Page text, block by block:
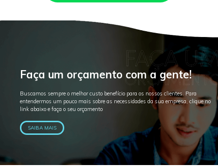
Faça um orçamento com a gente!
Buscamos sempre o melhor custo benefício para os nossos clientes. Para
entendermos um pouco mais sobre as necessidades da sua empresa, clique no
link abaixo e faça o seu orçamento
SAIBA MAIS